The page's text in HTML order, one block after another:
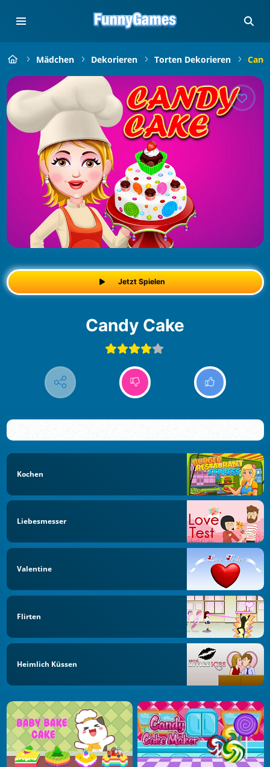
Mädchen Dekorieren Torten Dekorieren
Jetzt Spielen
Candy Cake
Kochen
Liebesmesser
Valentine
Flirten
Heimlich Küssen